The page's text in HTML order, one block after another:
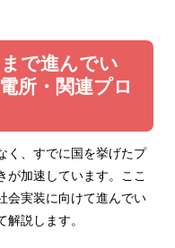
で進んでい
所・関連プロ
く、すでに国を挙げたプ
が加速しています。ここ
会実装に向けて進んでい
説します。